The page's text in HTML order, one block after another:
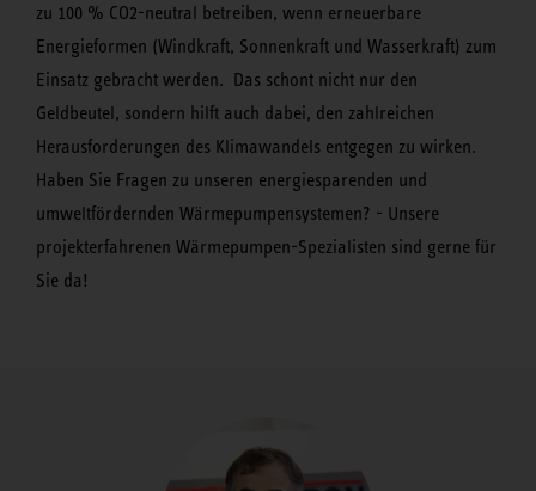
zu 100 % CO2-neutral betreiben, wenn erneuerbare
Energieformen (Windkraft, Sonnenkraft und Wasserkraft) zum
Einsatz gebracht werden. Das schont nicht nur den
Geldbeutel, sondern hilft auch dabei, den zahlreichen
Herausforderungen des Klimawandels entgegen zu wirken.
Haben Sie Fragen zu unseren energiesparenden und
umweltfördernden Wärmepumpensystemen? - Unsere
projekterfahrenen Wärmepumpen-Spezialisten sind gerne für
Sie da!